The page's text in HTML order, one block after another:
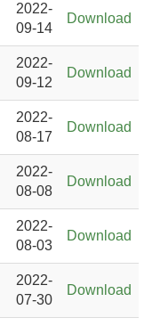
2022-
09-14
Download
2022-
09-12
Download
2022-
08-17
Download
2022-
08-08
Download
2022-
08-03
Download
2022-
07-30
Download